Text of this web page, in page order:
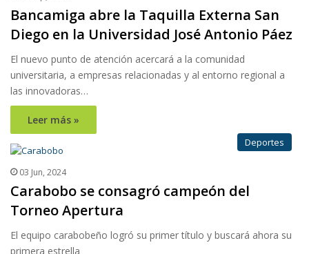
Bancamiga abre la Taquilla Externa San
Diego en la Universidad José Antonio Páez
El nuevo punto de atención acercará a la comunidad
universitaria, a empresas relacionadas y al entorno regional a
las innovadoras…
Leer más »
Deportes
03 Jun, 2024
Carabobo se consagró campeón del
Torneo Apertura
El equipo carabobeño logró su primer título y buscará ahora su
primera estrella